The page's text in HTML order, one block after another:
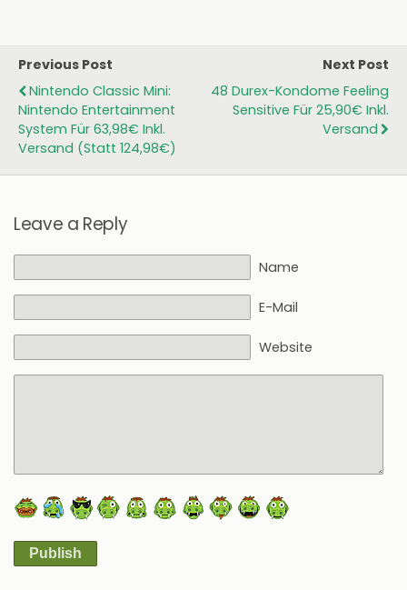
Previous Post
Nintendo Classic Mini:
Nintendo Entertainment
System Für 63,98€ Inkl.
Versand (statt 124,98€)
Next Post
48 Durex-Kondome Feeling
Sensitive Für 25,90€ Inkl.
Versand
Leave a Reply
Name
E-Mail
Website
Publish